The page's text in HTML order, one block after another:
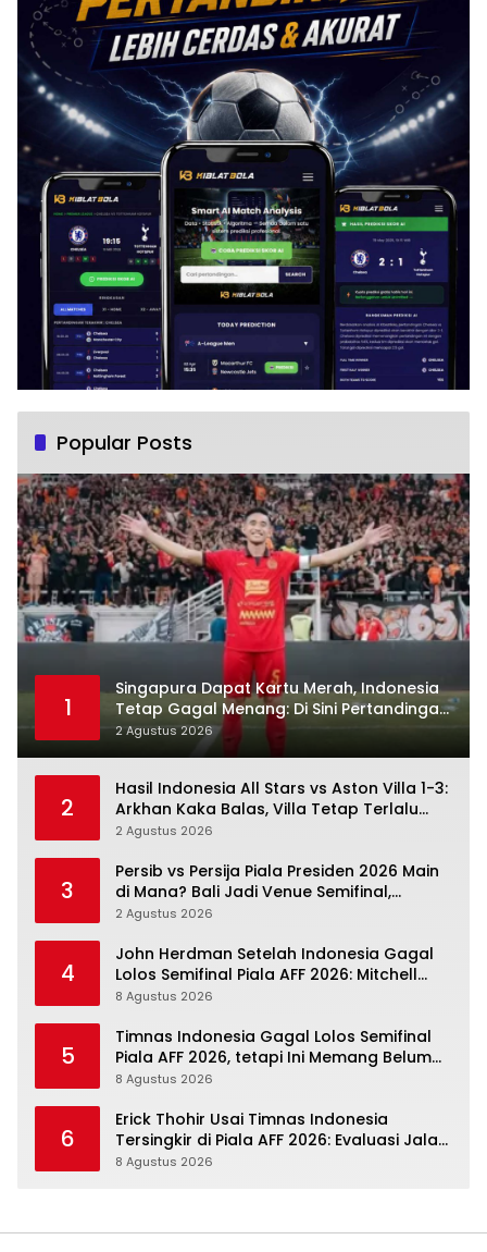
Popular Posts
1
Singapura Dapat Kartu Merah, Indonesia
Tetap Gagal Menang: Di Sini Pertandingan
Berbelok
2 Agustus 2026
2
Hasil Indonesia All Stars vs Aston Villa 1-3:
Arkhan Kaka Balas, Villa Tetap Terlalu
Rapi
2 Agustus 2026
3
Persib vs Persija Piala Presiden 2026 Main
di Mana? Bali Jadi Venue Semifinal,
Ritmenya Beda
2 Agustus 2026
4
John Herdman Setelah Indonesia Gagal
Lolos Semifinal Piala AFF 2026: Mitchell
Baker Menjanjikan, Pemain Senior Terpukul
8 Agustus 2026
5
Timnas Indonesia Gagal Lolos Semifinal
Piala AFF 2026, tetapi Ini Memang Belum
Garis Akhir
8 Agustus 2026
6
Erick Thohir Usai Timnas Indonesia
Tersingkir di Piala AFF 2026: Evaluasi Jalan,
Agenda Berikutnya Menunggu
8 Agustus 2026